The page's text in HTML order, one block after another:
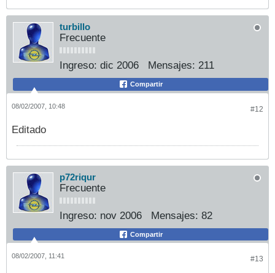
turbillo
Frecuente
Ingreso: dic 2006 Mensajes: 211
Compartir
#12
08/02/2007, 10:48
Editado
p72riqur
Frecuente
Ingreso: nov 2006 Mensajes: 82
Compartir
#13
08/02/2007, 11:41